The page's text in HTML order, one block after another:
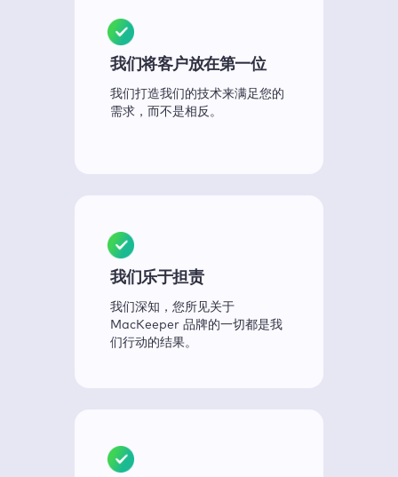
我们将客户放在第一位
我们打造我们的技术来满足您的
需求，而不是相反。
我们乐于担责
我们深知，您所见关于
MacKeeper 品牌的一切都是我
们行动的结果。